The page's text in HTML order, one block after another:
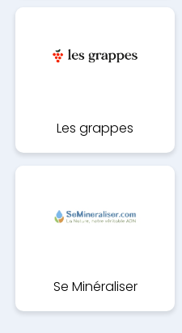
Les grappes
Se Minéraliser